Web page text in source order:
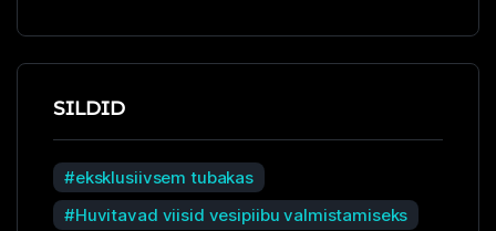
SILDID
eksklusiivsem tubakas
Huvitavad viisid vesipiibu valmistamiseks